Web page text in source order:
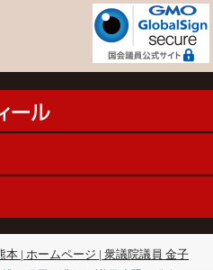
| ホームページ | 衆議院議員 金子